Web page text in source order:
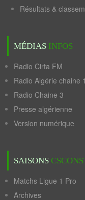
Résultats &
MÉDIAS INFOS
Radio Cirta FM
Radio Algérie chaine 1
Radio Chaine 3
Presse algérienne
Version numérique
SAISONS
Matchs Ligue 1 Pro
Archives